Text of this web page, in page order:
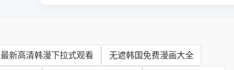
最新高清韩漫下拉式观看 无遮韩国免费漫画大全